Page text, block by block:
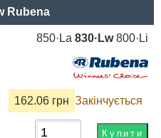
Rubena
850·La830·Lw800·Li
162.06 грн Закінчується